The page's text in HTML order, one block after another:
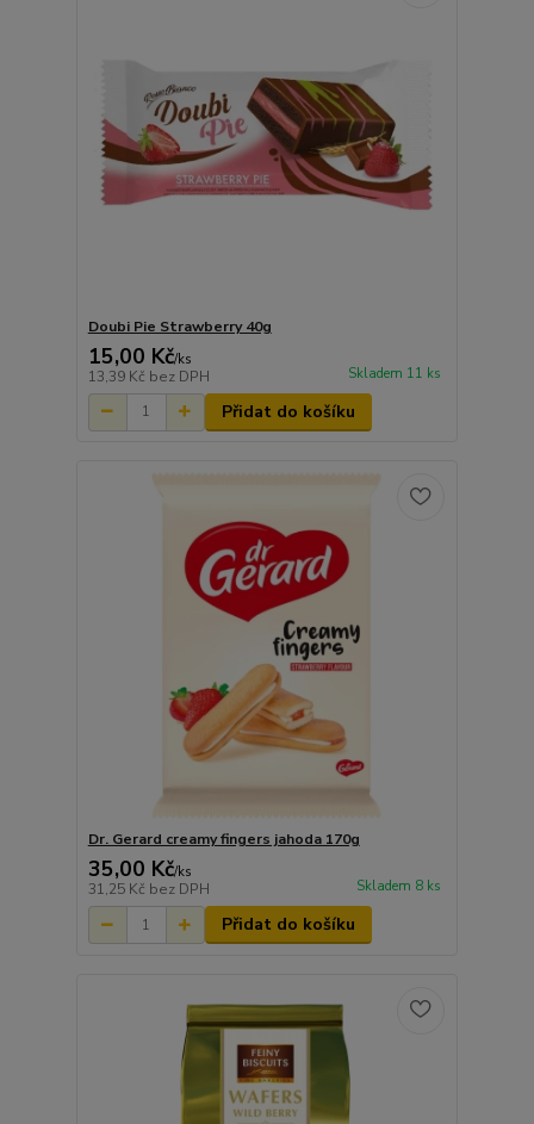
Doubi Pie Strawberry 40g
15,00 Kč/ks
13,39 Kč bez DPH Skladem 11 ks
Přidat do košíku
Dr. Gerard creamy fingers jahoda 170g
35,00 Kč/ks
31,25 Kč bez DPH Skladem 8 ks
Přidat do košíku